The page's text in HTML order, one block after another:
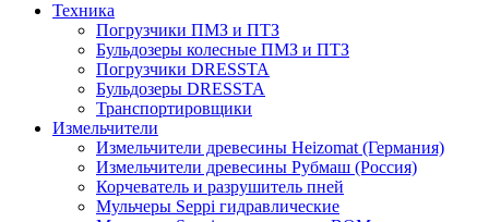
Техника
Погрузчики ПМЗ и ПТЗ
Бульдозеры колесные ПМЗ и ПТЗ
Погрузчики DRESSTA
Бульдозеры DRESSTA
Транспортировщики
Измельчители
Измельчители древесины Heizomat (Германия)
Измельчители древесины Рубмаш (Россия)
Корчеватель и разрушитель пней
Мульчеры Seppi гидравлические